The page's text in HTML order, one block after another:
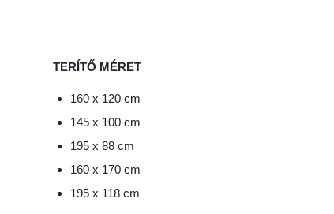
TERÍTŐ MÉRET
160 x 120 cm
145 x 100 cm
195 x 88 cm
160 x 170 cm
195 x 118 cm